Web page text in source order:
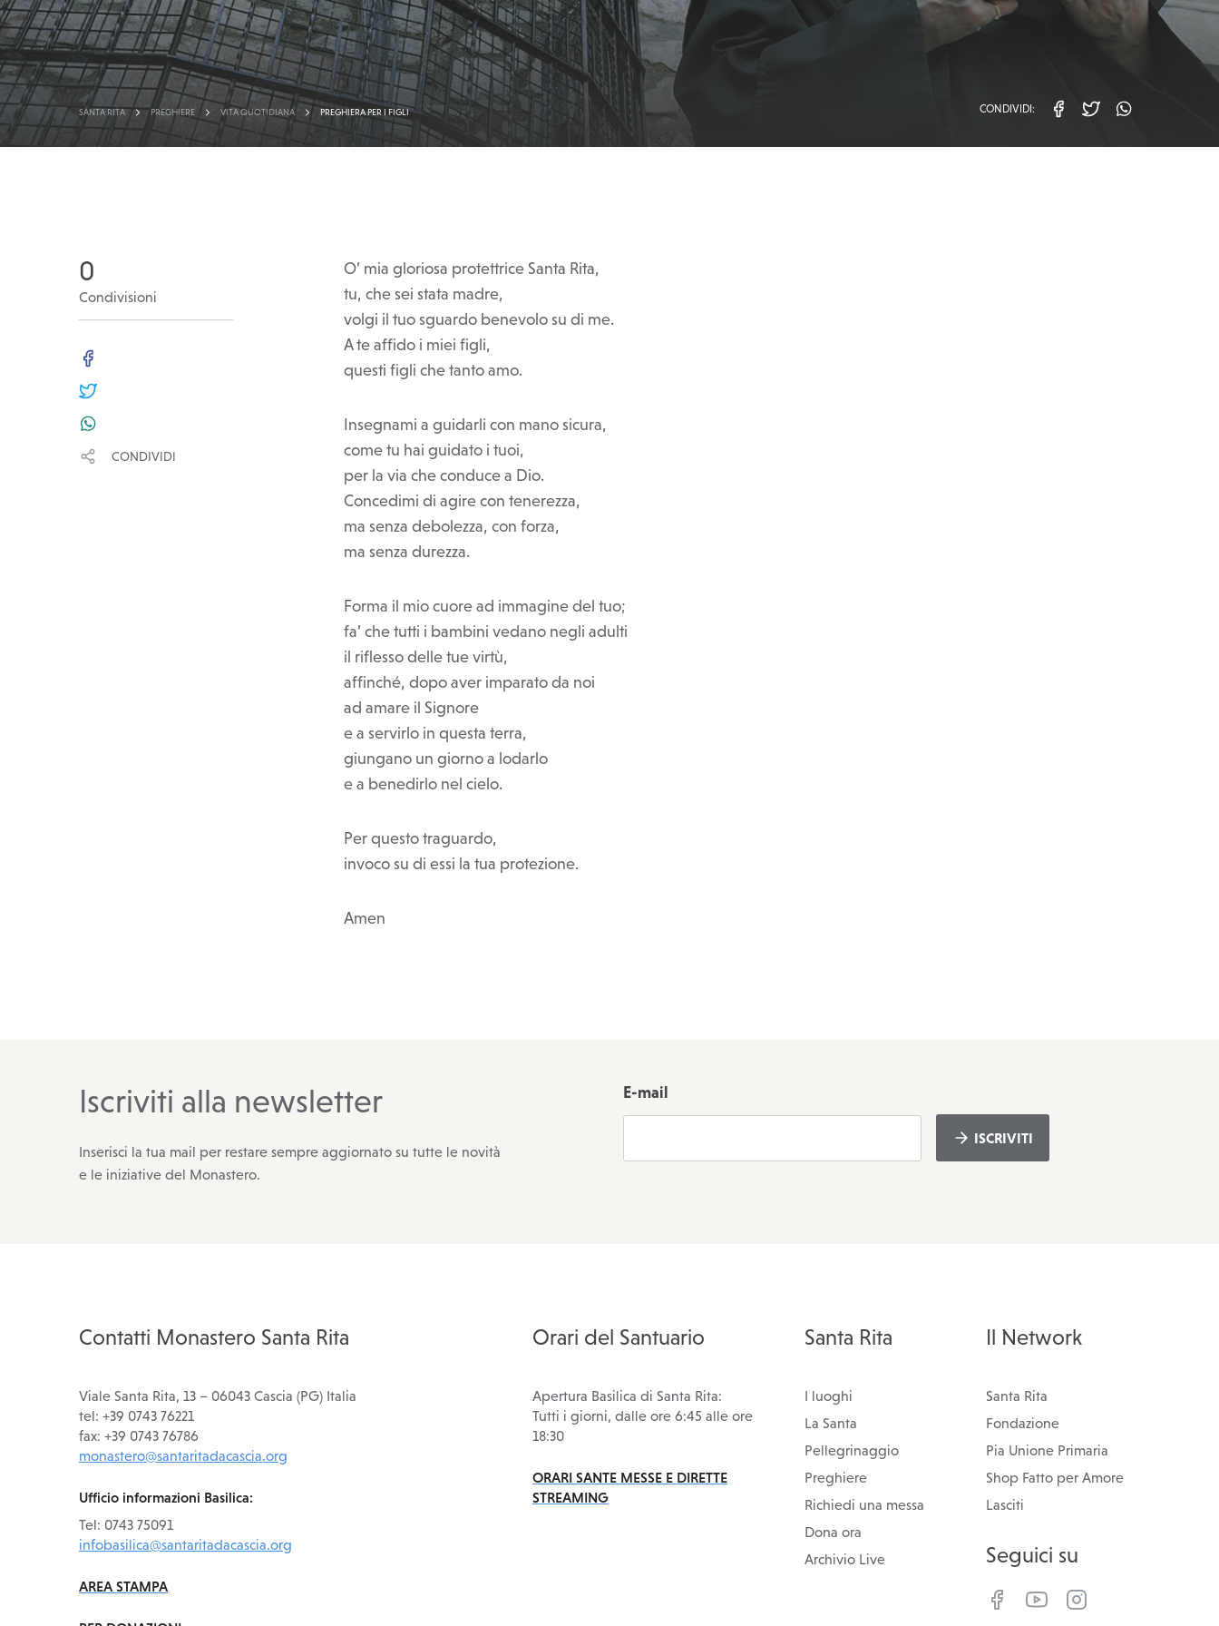
SANTA RITA> PREGHIERE> VITA QUOTIDIANA> PREGHIERA PER I FIGLI CONDIVIDI:
facebook
twitter
0
Condivisioni
FACEBOOK
TWITTER
WHATSAPP
CONDIVIDI
O’ mia gloriosa protettrice Santa Rita,
tu, che sei stata madre,
volgi il tuo sguardo benevolo su di me.
A te affido i miei figli,
questi figli che tanto amo.
Insegnami a guidarli con mano sicura,
come tu hai guidato i tuoi,
per la via che conduce a Dio.
Concedimi di agire con tenerezza,
ma senza debolezza, con forza,
ma senza durezza.
Forma il mio cuore ad immagine del tuo;
fa’ che tutti i bambini vedano negli adulti
il riflesso delle tue virtù,
affinché, dopo aver imparato da noi
ad amare il Signore
e a servirlo in questa terra,
giungano un giorno a lodarlo
e a benedirlo nel cielo.
Per questo traguardo,
invoco su di essi la tua protezione.
Amen
Iscriviti alla newsletter
Inserisci la tua mail per restare sempre aggiornato su tutte le novità
e le iniziative del Monastero.
E-mail
ISCRIVITI
Contatti Monastero Santa Rita
Viale Santa Rita, 13 – 06043 Cascia (PG) Italia
tel: +39 0743 76221
fax: +39 0743 76786
monastero@santaritadacascia.org
Ufficio informazioni Basilica:
Tel: 0743 75091
infobasilica@santaritadacascia.org
AREA STAMPA
Orari del Santuario
Apertura Basilica di Santa Rita:
Tutti i giorni, dalle ore 6:45 alle ore
18:30
ORARI SANTE MESSE E DIRETTE
STREAMING
Santa Rita
I luoghi
La Santa
Pellegrinaggio
Preghiere
Richiedi una messa
Dona ora
Archivio Live
Il Network
Santa Rita
Fondazione
Pia Unione Primaria
Shop Fatto per Amore
Lasciti
Seguici su